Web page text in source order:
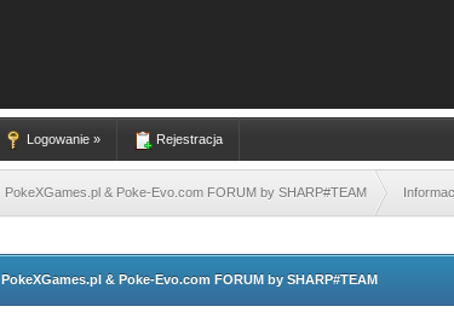
Logowanie » Rejestracja
PokeXGames.pl & Poke-Evo.com FORUM by SHARP#TEAM
PokeXGames.pl & Poke-Evo.com FORUM by SHARP#TEAM